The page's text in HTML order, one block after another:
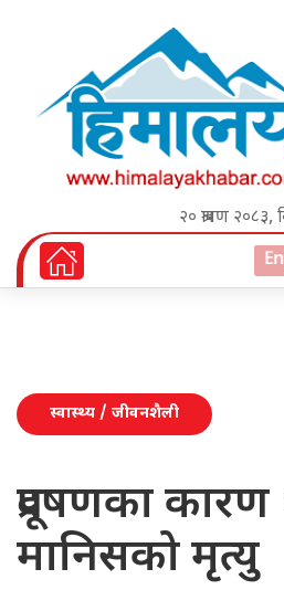
२० श्रावण
स्वास्थ्य / जीवनशैली
प्रदूषणका कारण
मानिसको मृत्यु